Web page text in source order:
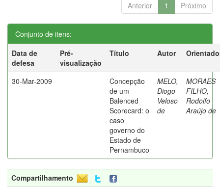
Anterior 1 Próximo
Conjunto de itens:
Data de
defesa
Pré-
visualização
Título Autor
30-Mar-2009
Concepção
de um
Balenced
Scorecard: o
caso
governo do
Estado de
Pernambuco
MELO,
Diogo
Veloso
de
MORAES
FILHO,
Rodolfo
Araújo de
Compartilhamento